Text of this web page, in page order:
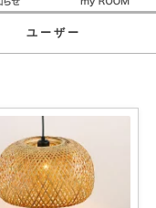
ユーザー